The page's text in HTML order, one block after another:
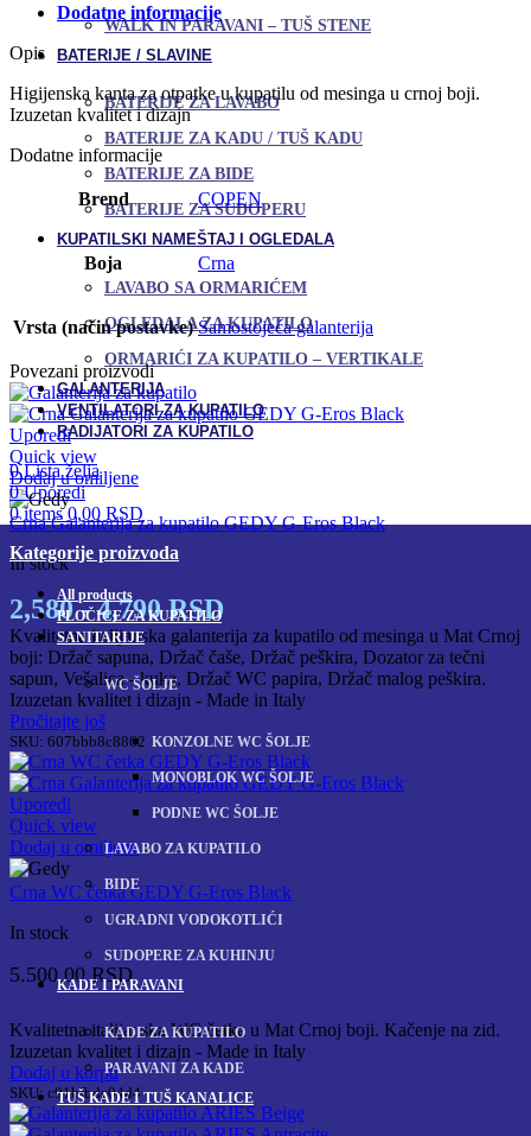
WALK IN PARAVANI – TUŠ STENE
BATERIJE / SLAVINE
BATERIJE ZA LAVABO
BATERIJE ZA KADU / TUŠ KADU
BATERIJE ZA BIDE
BATERIJE ZA SUDOPERU
KUPATILSKI NAMEŠTAJ I OGLEDALA
LAVABO SA ORMARIĆEM
OGLEDALA ZA KUPATILO
ORMARIĆI ZA KUPATILO – VERTIKALE
GALANTERIJA
VENTILATORI ZA KUPATILO
RADIJATORI ZA KUPATILO
0Lista želja
0 Uporedi
0items 0,00 RSD
Kategorije proizvoda
All products
PLOČICE ZA KUPATILO
SANITARIJE
WC ŠOLJE
KONZOLNE WC ŠOLJE
MONOBLOK WC ŠOLJE
PODNE WC ŠOLJE
LAVABO ZA KUPATILO
BIDE
UGRADNI VODOKOTLIĆI
SUDOPERE ZA KUHINJU
KADE I PARAVANI
KADE ZA KUPATILO
PARAVANI ZA KADE
TUŠ KADE I TUŠ KANALICE
Dodatne informacije
Opis
Higijenska kanta za otpatke u kupatilu od mesinga u crnoj boji.
Izuzetan kvalitet i dizajn
Dodatne informacije
Brend COPEN
Boja Crna
Vrsta (način postavke) Samostojeća galanterija
Povezani proizvodi
Uporedi
Quick view
Dodaj u omiljene
Crna Galanterija za kupatilo GEDY G-Eros Black
In stock
2,580 - 4,790 RSD
Kvalitetna italijanska galanterija za kupatilo od mesinga u Mat Crnoj
boji: Držač sapuna, Držač čaše, Držač peškira, Dozator za tečni
sapun, Vešalica - kuka, Držač WC papira, Držač malog peškira.
Izuzetan kvalitet i dizajn - Made in Italy
Pročitajte još
SKU: 607bbb8c8862
Uporedi
Quick view
Dodaj u omiljene
Crna WC četka GEDY G-Eros Black
In stock
5.500,00RSD
Kvalitetna italijanska WC četka u Mat Crnoj boji. Kačenje na zid.
Izuzetan kvalitet i dizajn - Made in Italy
Dodaj u korpu
SKU: c91bfbde04d4